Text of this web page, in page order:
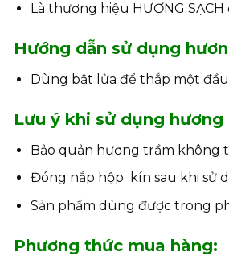
Là thương hiệu HƯƠNG
Hướng dẫn sử dụng
Dùng bật lửa để thắp một
Lưu ý khi sử dụng hương
Bảo quản hương trầm không
Đóng nắp hộp kín sau khi sử
Sản phẩm dùng được trong
Phương thức mua hàng: